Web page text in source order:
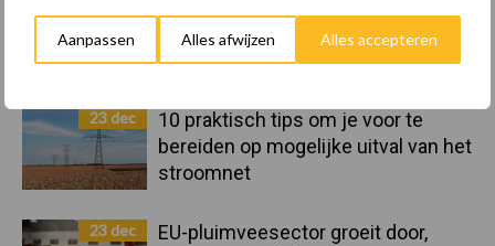
Aanpassen Alles afwijzen Alles accepteren
8 jan
Belastingdienst publiceert
Landelijke Landbouwnormen 2025
23 dec
10 praktisch tips om je voor te
bereiden op mogelijke uitval van het
stroomnet
23 dec
EU-pluimveesector groeit door,